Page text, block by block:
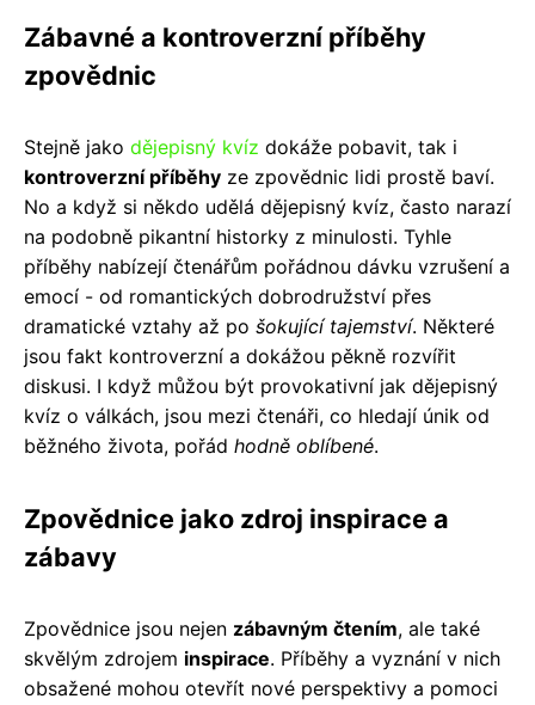
Zábavné a kontroverzní příběhy
zpovědnic
Stejně jako dějepisný kvíz dokáže pobavit, tak i
kontroverzní příběhy ze zpovědnic lidi prostě baví.
No a když si někdo udělá dějepisný kvíz, často narazí
na podobně pikantní historky z minulosti. Tyhle
příběhy nabízejí čtenářům pořádnou dávku vzrušení a
emocí - od romantických dobrodružství přes
dramatické vztahy až po šokující tajemství. Některé
jsou fakt kontroverzní a dokážou pěkně rozvířit
diskusi. I když můžou být provokativní jak dějepisný
kvíz o válkách, jsou mezi čtenáři, co hledají únik od
běžného života, pořád hodně oblíbené.
Zpovědnice jako zdroj inspirace a
zábavy
Zpovědnice jsou nejen zábavným čtením, ale také
skvělým zdrojem inspirace. Příběhy a vyznání v nich
obsažené mohou otevřít nové perspektivy a pomoci